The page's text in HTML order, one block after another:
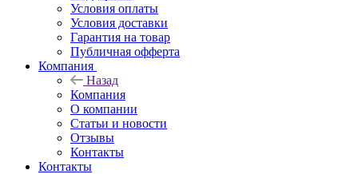
Условия оплаты
Условия доставки
Гарантия на товар
Публичная офферта
Компания
Назад
Компания
О компании
Статьи и новости
Отзывы
Контакты
Контакты